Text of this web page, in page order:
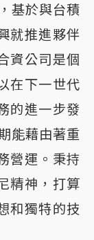
基於與台積
就推進夥伴
資公司是個
在下一世代
的進一步發
能藉由著重
營運。秉持
精神，打算
和獨特的技